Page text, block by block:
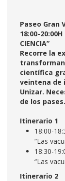
Paseo Gran
18:00-20:00H
CIENCIA”
Recorre la
científica
veintena de
Unizar.
de los pases.
Itinerario 1
18:00-
“Las
18:30-
“Las
Itinerario 2